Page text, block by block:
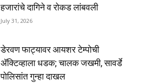
हजारांचे दागिने व रोकड लांबवली
July 31, 2026
डेरवण फाट्यावर आयशर टेम्पोची
अ‍ॅक्टिव्हाला धडक; चालक जखमी, सावर्डे
पोलिसांत गुन्हा दाखल